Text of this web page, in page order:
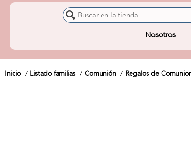
Nosotros
Inicio Listado familias Comunión Regalos de